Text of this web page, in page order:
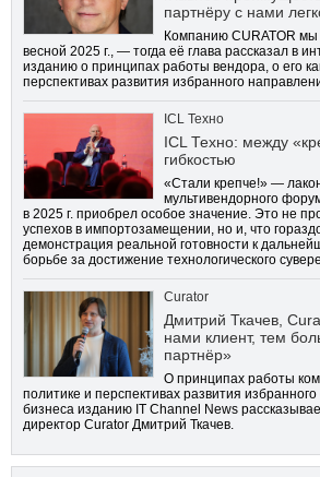
партнёру с нами
Компанию CURATOR мы
весной 2025 г., — тогда её глава рассказал в
изданию о принципах работы вендора, о его
перспективах развития избранного
ICL Техно
ICL Техно: между
гибкостью
«Стали крепче!» —
мультивендорного
в 2025 г. приобрел особое значение. Это не
успехов в импортозамещении, но и, что
демонстрация реальной готовности к
борьбе за достижение технологического
Curator
Дмитрий Ткачев,
нами клиент, тем
партнёр»
О принципах работы
политике и перспективах развития
бизнеса изданию IT Channel News
директор Curator Дмитрий Ткачев.